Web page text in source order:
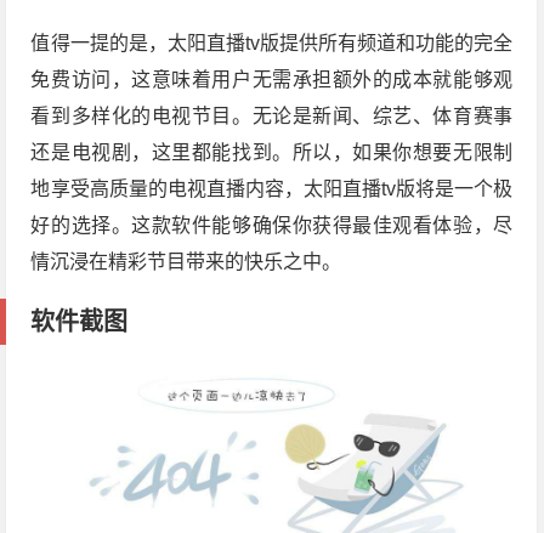
值得一提的是，太阳直播tv版提供所有频道和功能的完全
免费访问，这意味着用户无需承担额外的成本就能够观
看到多样化的电视节目。无论是新闻、综艺、体育赛事
还是电视剧，这里都能找到。所以，如果你想要无限制
地享受高质量的电视直播内容，太阳直播tv版将是一个极
好的选择。这款软件能够确保你获得最佳观看体验，尽
情沉浸在精彩节目带来的快乐之中。
软件截图